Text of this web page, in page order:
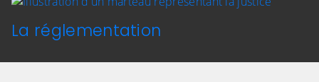
La réglementation